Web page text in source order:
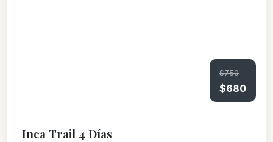
$750
$680
Inca Trail 4 Días